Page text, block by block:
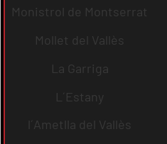
Monistrol de Montserrat
Mollet del Vallès
La Garriga
L´Estany
l´Ametlla del Vallès